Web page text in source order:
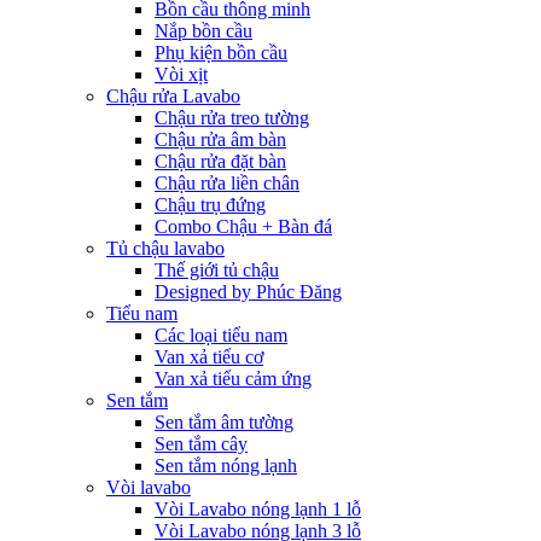
Bồn cầu thông minh
Nắp bồn cầu
Phụ kiện bồn cầu
Vòi xịt
Chậu rửa Lavabo
Chậu rửa treo tường
Chậu rửa âm bàn
Chậu rửa đặt bàn
Chậu rửa liền chân
Chậu trụ đứng
Combo Chậu + Bàn đá
Tủ chậu lavabo
Thế giới tủ chậu
Designed by Phúc Đăng
Tiểu nam
Các loại tiểu nam
Van xả tiểu cơ
Van xả tiểu cảm ứng
Sen tắm
Sen tắm âm tường
Sen tắm cây
Sen tắm nóng lạnh
Vòi lavabo
Vòi Lavabo nóng lạnh 1 lỗ
Vòi Lavabo nóng lạnh 3 lỗ